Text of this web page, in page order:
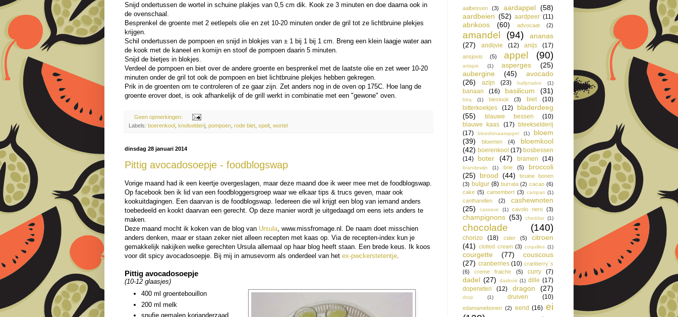
Snijd ondertussen de wortel in schuine plakjes van 0,5 cm dik. Kook ze 3 minuten en doe daarna ook in
de ovenschaal.
Besprenkel de groente met 2 eetlepels olie en zet 10-20 minuten onder de gril tot ze lichtbruine plekjes
krijgen.
Schil ondertussen de pompoen en snijd in blokjes van ± 1 bij 1 bij 1 cm. Breng een klein laagje water aan
de kook met de kaneel en komijn en stoof de pompoen daarin 5 minuten.
Snijd de bietjes in blokjes.
Verdeel de pompoen en biet over de andere groente en besprenkel met de laatste olie en zet weer 10-20
minuten onder de gril tot ook de pompoen en biet lichtbruine plekjes hebben gekregen.
Prik in de groenten om te controleren of ze gaar zijn. Zet anders nog in de oven op 175C. Hoe lang de
groente erover doet, is ook afhankelijk of de grill werkt in combinatie met een "gewone" oven.
Geen opmerkingen:
Labels: boerenkool knolselderij pompoen rode biet spelt wortel
dinsdag 28 januari 2014
Pittig avocadosoepje - foodblogswap
Vorige maand had ik een keertje overgeslagen, maar deze maand doe ik weer mee met de foodblogswap.
Op facebook ben ik lid van een foodbloggersgroep waar we elkaar tips & trucs geven, maar ook
kookuitdagingen. Een daarvan is de foodblogswap. Iedereen die wil krijgt een blog van iemand anders
toebedeeld en kookt daarvan een gerecht. Op deze manier wordt je uitgedaagd om eens iets anders te
maken.
Deze maand mocht ik koken van de blog van Ursula , www.missfromage.nl. De naam doet misschien
anders denken, maar er staan zeker niet alleen recepten met kaas op. Via de recepten-index kun je
gemakkelijk nakijken welke gerechten Ursula allemaal op haar blog heeft staan. Een brede keus. Ik koos
voor dit spicy avocadosoepje. Bij mij in amusevorm als onderdeel van het ex-pwckerstetentje
Pittig avocadosoepje
(10-12 glaasjes)
400 ml groentebouillon
200 ml melk
snufje gemalen korianderzaad
aalbessen (3) aardappel (58)
aardbeien (52) aardpeer (11)
abrikoos (60) advocaat (2)
amandel (94)
ananas
(27)
andijvie (12) anijs (17)
ansjovis (5) appel (90)
artisjok (1) asperges
(25)
aubergine
(45)
avocado
(26)
azijn (23) ballymaloe (1)
banaan (16) basilicum (31)
bbq (1) bieslook (3) biet
(10)
bitterkoekjes
(12)
bladerdeeg
(55)
blauwe bessen
(10)
blauwe kaas (17) bleekselderij
(17)
bloedsinaasappel (1)
bloem
(39)
bloemen (4)
bloemkool
(42) boerenkool (17) bosbessen
(14)
boter (47) bramen (14)
brandewijn (1) brie (5)
broccoli
(25)
brood (44)
bruine bonen
(3) bulgur (8) burrata (2) cacao (6)
cake (5) camembert (3) campari (1)
cantharellen (2)
cashewnoten
(25)
cassave (1) cavolo nero (3)
champignons (53) cheddar (1)
chocolade (140)
chorizo (18) cider (5)
citroen
(41) clotted cream (3) coquilles (1)
courgette (77)
couscous
(27) cranberries (10) cranberry´s
(6)
creme fraiche (5) curry (7)
dadel (27) daslook (1) dille (17)
doperwten
(12) dragon (27)
drop (1) druiven (10)
edamamebonen (2) eend (16) ei